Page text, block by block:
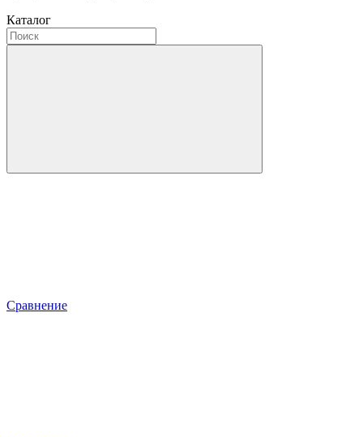
Каталог
Сравнение